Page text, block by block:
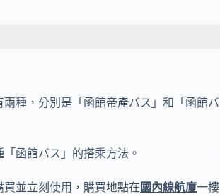
種，分別是「函館帝產バス」和「函館バ
函館バス」的搭乘方法。
並立刻使用，購買地點在 國內線航廈一樓